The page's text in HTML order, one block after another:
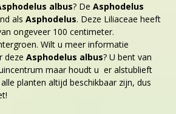
albus? De Asphodelus
als Asphodelus. Deze Liliaceae heeft
ongeveer 100 centimeter.
Wilt u meer informatie
deze Asphodelus albus? U bent van
maar houdt u er alstublieft
planten altijd beschikbaar zijn, dus